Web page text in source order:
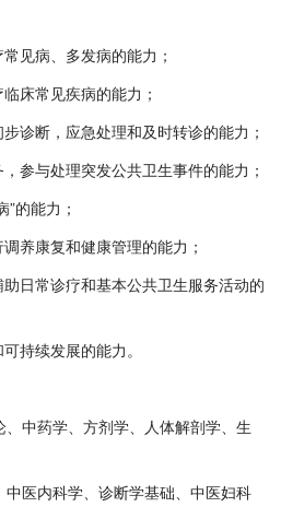
见病、多发病的能力；
床常见疾病的能力；
诊断，应急处理和及时转诊的能力；
参与处理突发公共卫生事件的能力；
的能力；
养康复和健康管理的能力；
日常诊疗和基本公共卫生服务活动的
持续发展的能力。
中药学、方剂学、人体解剖学、生
医内科学、诊断学基础、中医妇科